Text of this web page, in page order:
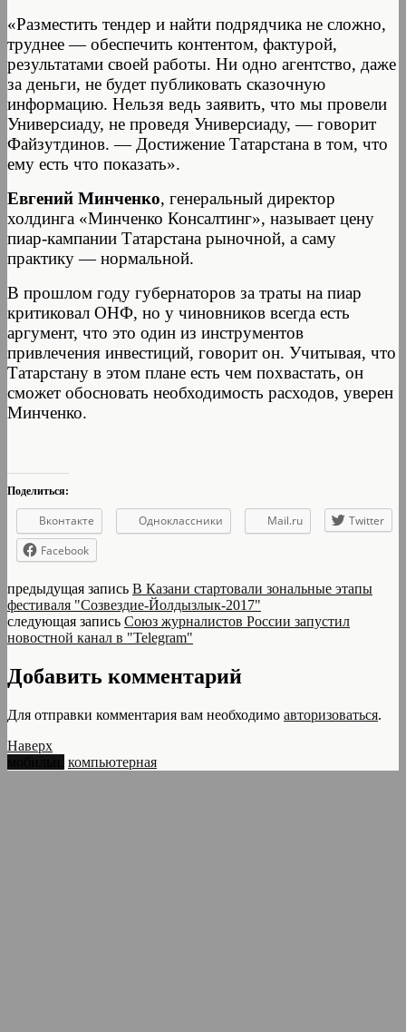
«Разместить тендер и найти подрядчика не сложно,
труднее — обеспечить контентом, фактурой,
результатами своей работы. Ни одно агентство, даже
за деньги, не будет публиковать сказочную
информацию. Нельзя ведь заявить, что мы провели
Универсиаду, не проведя Универсиаду, — говорит
Файзутдинов. — Достижение Татарстана в том, что
ему есть что показать».
Евгений Минченко, генеральный директор
холдинга «Минченко Консалтинг», называет цену
пиар-кампании Татарстана рыночной, а саму
практику — нормальной.
В прошлом году губернаторов за траты на пиар
критиковал ОНФ, но у чиновников всегда есть
аргумент, что это один из инструментов
привлечения инвестиций, говорит он. Учитывая, что
Татарстану в этом плане есть чем похвастать, он
сможет обосновать необходимость расходов, уверен
Минченко.
Поделиться:
Вконтакте Одноклассники Mail.ru
Twitter
Facebook
предыдущая запись В Казани стартовали зональные этапы
фестиваля "Созвездие-Йолдызлык-2017"
следующая запись Союз журналистов России запустил
новостной канал в "Telegram"
Добавить комментарий
Для отправки комментария вам необходимо авторизоваться.
Наверх
компьютерная